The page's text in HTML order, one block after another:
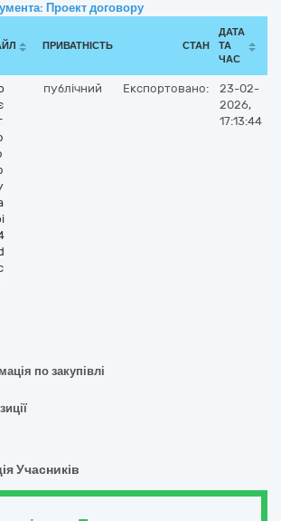
Проект договору
ПРИВАТНІСТЬ СТАН
ДАТА
ТА
ЧАС
публічний Експортовано:
23-02-
2026,
17:13:44
по закупівлі
Учасників